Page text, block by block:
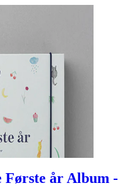
Første år Album -